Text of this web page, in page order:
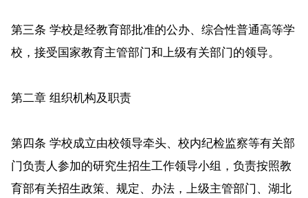
第三条 学校是经教育部批准的公办、综合性普通高等学
校，接受国家教育主管部门和上级有关部门的领导。
第二章 组织机构及职责
第四条 学校成立由校领导牵头、校内纪检监察等有关部
门负责人参加的研究生招生工作领导小组，负责按照教
育部有关招生政策、规定、办法，上级主管部门、湖北